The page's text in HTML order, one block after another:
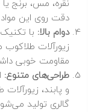
دقت روی این مواد
دوام بالا: با
زیورآلات
مقاومت خوبی
طراحی‌های متنوع:
و پابند،
گالری تولید